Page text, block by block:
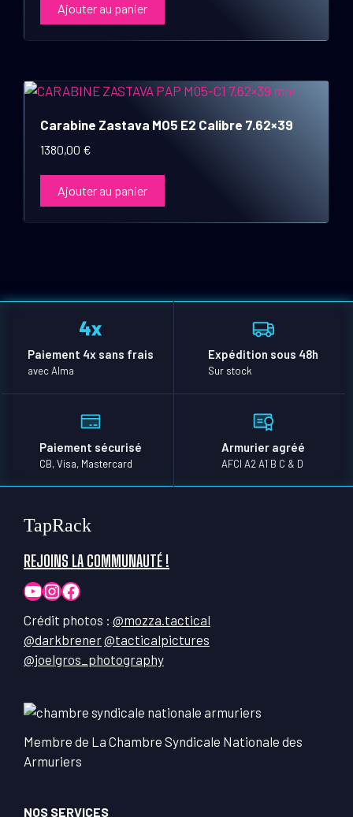
Ajouter au panier
Carabine Zastava MO5 E2 Calibre 7.62×39
1380,00 €
Ajouter au panier
Paiement 4x sans frais
avec Alma
Expédition sous 48h
Sur stock
Paiement sécurisé
CB, Visa, Mastercard
Armurier agréé
AFCI A2 A1 B C & D
TapRack
REJOINS LA COMMUNAUTÉ !
YouTube
Instagram
Facebook
Crédit photos : @mozza.tactical
@darkbrener@tacticalpictures
@joelgros_photography
Membre de La Chambre Syndicale Nationale des
Armuriers
NOS SERVICES